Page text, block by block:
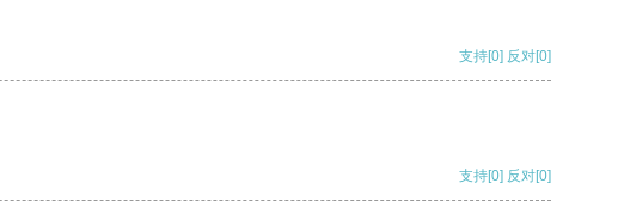
支持[0] 反对[0]
支持[0] 反对[0]